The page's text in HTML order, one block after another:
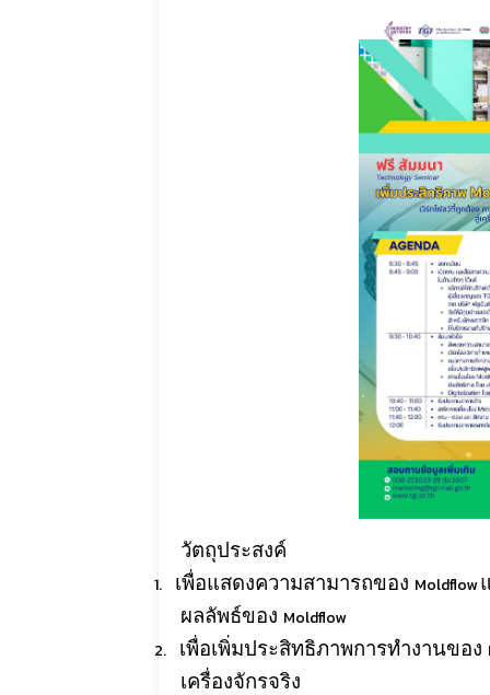
วัตถุประสงค์
1.
เพื่อแสดงความสามารถของ Moldflow
ผลลัพธ์ของ Moldflow
2.
เพื่อเพิ่มประสิทธิภาพการทำงานของ
เครื่องจักรจริง